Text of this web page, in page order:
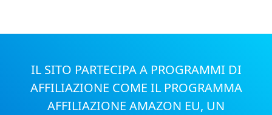
IL SITO PARTECIPA A PROGRAMMI DI
AFFILIAZIONE COME IL PROGRAMMA
AFFILIAZIONE AMAZON EU, UN